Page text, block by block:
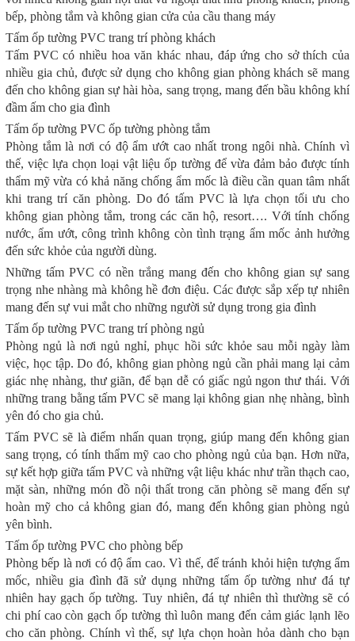
bếp, phòng tắm và không gian cửa của cầu thang máy
Tấm ốp tường PVC trang trí phòng khách
Tấm PVC có nhiều hoa văn khác nhau, đáp ứng cho sở thích của
nhiều gia chủ, được sử dụng cho không gian phòng khách sẽ mang
đến cho không gian sự hài hòa, sang trọng, mang đến bầu không khí
đầm ấm cho gia đình
Tấm ốp tường PVC ốp tường phòng tắm
Phòng tắm là nơi có độ ẩm ướt cao nhất trong ngôi nhà. Chính vì
thế, việc lựa chọn loại vật liệu ốp tường để vừa đảm bảo được tính
thẩm mỹ vừa có khả năng chống ẩm mốc là điều cần quan tâm nhất
khi trang trí căn phòng. Do đó tấm PVC là lựa chọn tối ưu cho
không gian phòng tắm, trong các căn hộ, resort…. Với tính chống
nước, ẩm ướt, công trình không còn tình trạng ẩm mốc ảnh hưởng
đến sức khỏe của người dùng.
Những tấm PVC có nền trắng mang đến cho không gian sự sang
trọng nhe nhàng mà không hề đơn điệu. Các được sắp xếp tự nhiên
mang đến sự vui mắt cho những người sử dụng trong gia đình
Tấm ốp tường PVC trang trí phòng ngủ
Phòng ngủ là nơi ngủ nghỉ, phục hồi sức khỏe sau mỗi ngày làm
việc, học tập. Do đó, không gian phòng ngủ cần phải mang lại cảm
giác nhẹ nhàng, thư giãn, để bạn dễ có giấc ngủ ngon thư thái. Với
những trang bằng tấm PVC sẽ mang lại không gian nhẹ nhàng, bình
yên đó cho gia chủ.
Tấm PVC sẽ là điểm nhấn quan trọng, giúp mang đến không gian
sang trọng, có tính thẩm mỹ cao cho phòng ngủ của bạn. Hơn nữa,
sự kết hợp giữa tấm PVC và những vật liệu khác như trần thạch cao,
mặt sàn, những món đồ nội thất trong căn phòng sẽ mang đến sự
hoàn mỹ cho cả không gian đó, mang đến không gian phòng ngủ
yên bình.
Tấm ốp tường PVC cho phòng bếp
Phòng bếp là nơi có độ ẩm cao. Vì thế, để tránh khỏi hiện tượng ẩm
mốc, nhiều gia đình đã sử dụng những tấm ốp tường như đá tự
nhiên hay gạch ốp tường. Tuy nhiên, đá tự nhiên thì thường sẽ có
chi phí cao còn gạch ốp tường thì luôn mang đến cảm giác lạnh lẽo
cho căn phòng. Chính vì thế, sự lựa chọn hoàn hỏa dành cho bạn